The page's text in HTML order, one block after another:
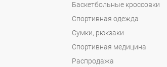
Баскетбольные кроссовки
Спортивная одежда
Сумки, рюкзаки
Спортивная медицина
Распродажа